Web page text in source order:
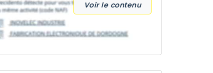
Voir le contenu